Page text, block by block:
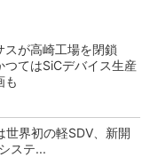
スが高崎工場を閉鎖
つてはSiCデバイス生産
も
世界初の軽SDV、新開
ステ...